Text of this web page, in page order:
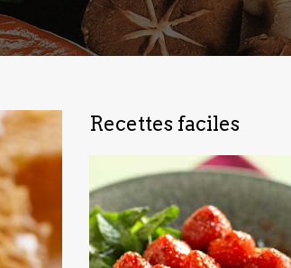
Recettes faciles